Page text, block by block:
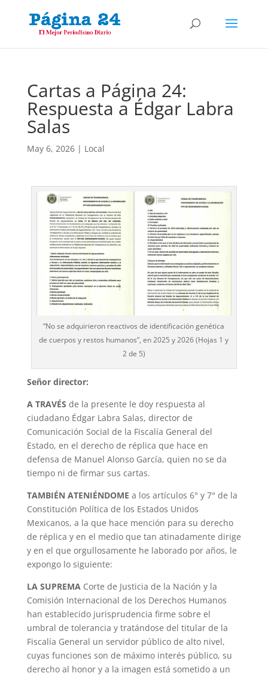
Cartas a Página 24:
Respuesta a Édgar Labra
Salas
May 6, 2026| Local
“No se adquirieron reactivos de identificación genética
de cuerpos y restos humanos”, en 2025 y 2026 (Hojas 1 y
2 de 5)
Señor director:
A TRAVÉS de la presente le doy respuesta al
ciudadano Édgar Labra Salas, director de
Comunicación Social de la Fiscalía General del
Estado, en el derecho de réplica que hace en
defensa de Manuel Alonso García, quien no se da
tiempo ni de firmar sus cartas.
TAMBIÉN ATENIÉNDOME a los artículos 6° y 7° de la
Constitución Política de los Estados Unidos
Mexicanos, a la que hace mención para su derecho
de réplica y en el medio que tan atinadamente dirige
y en el que orgullosamente he laborado por años, le
expongo lo siguiente:
LA SUPREMA Corte de Justicia de la Nación y la
Comisión Internacional de los Derechos Humanos
han establecido jurisprudencia firme sobre el
umbral de tolerancia y tratándose del titular de la
Fiscalía General un servidor público de alto nivel,
cuyas funciones son de máximo interés público, su
derecho al honor y a la imagen está sometido a un